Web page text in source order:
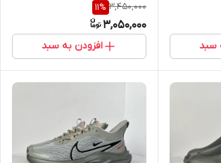
سبد
3,450,000
11%
3,050,000
افزودن به سبد